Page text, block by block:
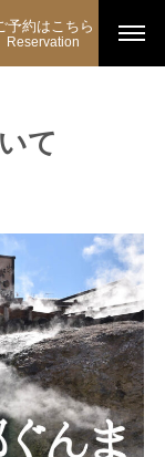
予約はこちら
Reservation
て